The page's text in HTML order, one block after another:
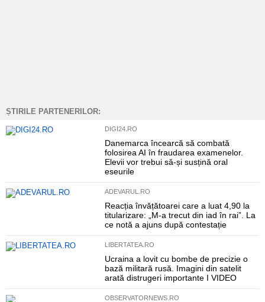
ȘTIRILE PARTENERILOR:
DIGI24.RO
Danemarca încearcă să combată
folosirea AI în fraudarea examenelor.
Elevii vor trebui să-și susțină oral
eseurile
ADEVARUL.RO
Reacția învățătoarei care a luat 4,90 la
titularizare: „M-a trecut din iad în rai”. La
ce notă a ajuns după contestație
LIBERTATEA.RO
Ucraina a lovit cu bombe de precizie o
bază militară rusă. Imagini din satelit
arată distrugeri importante I VIDEO
OBSERVATORNEWS.RO